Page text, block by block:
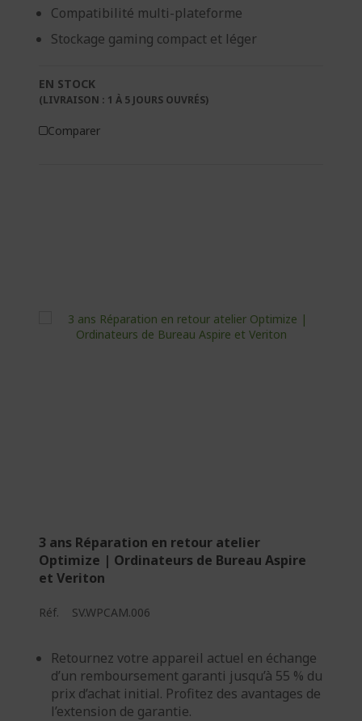
Compatibilité multi-plateforme
Stockage gaming compact et léger
EN STOCK
(LIVRAISON : 1 À 5 JOURS OUVRÉS)
Comparer
3 ans Réparation en retour atelier
Optimize | Ordinateurs de Bureau Aspire
et Veriton
Réf. SV.WPCAM.006
Retournez votre appareil actuel en échange
d’un remboursement garanti jusqu’à 55 % du
prix d’achat initial. Profitez des avantages de
l’extension de garantie.